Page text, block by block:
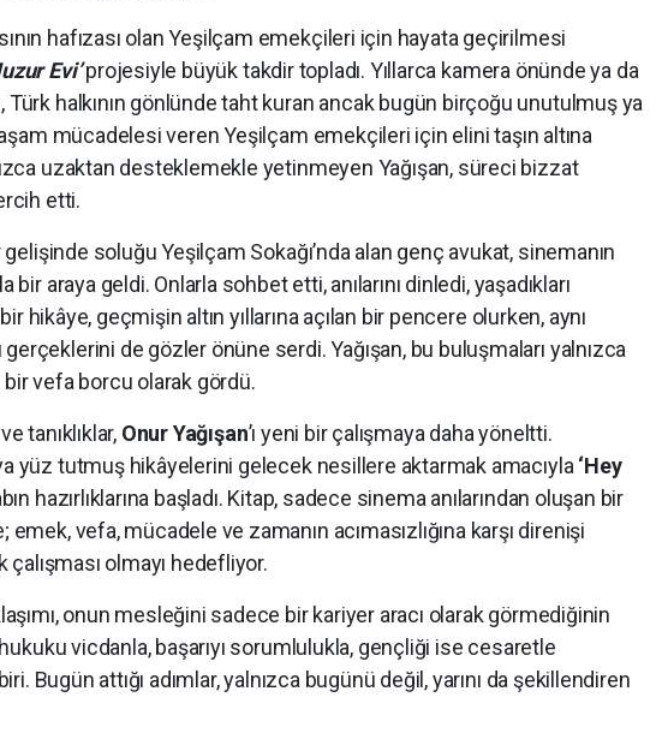
hafızası olan Yeşilçam emekçileri için hayata geçirilmesi
Evi’projesiyle büyük takdir topladı. Yıllarca kamera önünde ya da
Türk halkının gönlünde taht kuran ancak bugün birçoğu unutulmuş ya
mücadelesi veren Yeşilçam emekçileri için elini taşın altına
uzaktan desteklemekle yetinmeyen Yağışan, süreci bizzat
etti.
gelişinde soluğu Yeşilçam Sokağı’nda alan genç avukat, sinemanın
bir araya geldi. Onlarla sohbet etti, anılarını dinledi, yaşadıkları
hikâye, geçmişin altın yıllarına açılan bir pencere olurken, aynı
de gözler önüne serdi. Yağışan, bu buluşmaları yalnızca
vefa borcu olarak gördü.
tanıklıklar, Onur Yağışan’ı yeni bir çalışmaya daha yöneltti.
yüz tutmuş hikâyelerini gelecek nesillere aktarmak amacıyla ‘Hey
hazırlıklarına başladı. Kitap, sadece sinema anılarından oluşan bir
vefa, mücadele ve zamanın acımasızlığına karşı direnişi
olmayı hedefliyor.
onun mesleğini sadece bir kariyer aracı olarak görmediğinin
vicdanla, başarıyı sorumlulukla, gençliği ise cesaretle
Bugün attığı adımlar, yalnızca bugünü değil, yarını da şekillendiren